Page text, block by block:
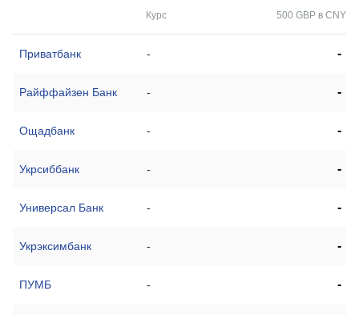
Курс 500 GBP в CNY
Приватбанк - -
Райффайзен Банк - -
Ощадбанк - -
Укрсиббанк - -
Универсал Банк - -
Укрэксимбанк - -
ПУМБ - -